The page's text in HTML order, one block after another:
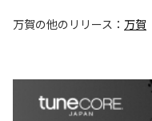
万賀の他のリリース： 万賀